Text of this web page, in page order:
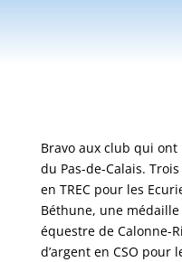
Bravo aux club qui
du Pas-de-Calais.
en TREC pour les
Béthune, une médaille
équestre de Calonne-
d’argent en CSO pour